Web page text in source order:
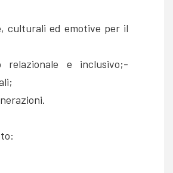
culturali ed emotive per il
relazionale e inclusivo;-